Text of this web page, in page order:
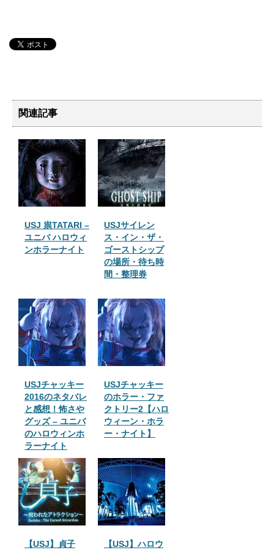
関連記事
USJ 祟TATARI –
ユニバ ハロウィ
ンホラーナイト
USJサイレン
ス・イン・ザ・
ゴーストシップ
の場所・待ち時
間・整理券
USJチャッキー
2016のネタバレ
と感想！怖さや
グッズ – ユニバ
のハロウィンホ
ラーナイト
USJチャッキー
のホラー・ファ
クトリー2【ハロ
ウィーン・ホラ
ー・ナイト】
【USJ】貞子
【USJ】ハロウ